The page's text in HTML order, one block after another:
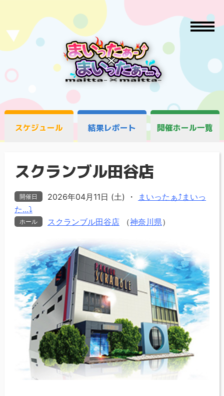
スケジュール 結果レポート 開催ホール一覧
スクランブル田谷店
開催日 2026年04月11日 (土) ・
まいったぁ⤴まいっ
た...⤵
ホール スクランブル田谷店（神奈川県）